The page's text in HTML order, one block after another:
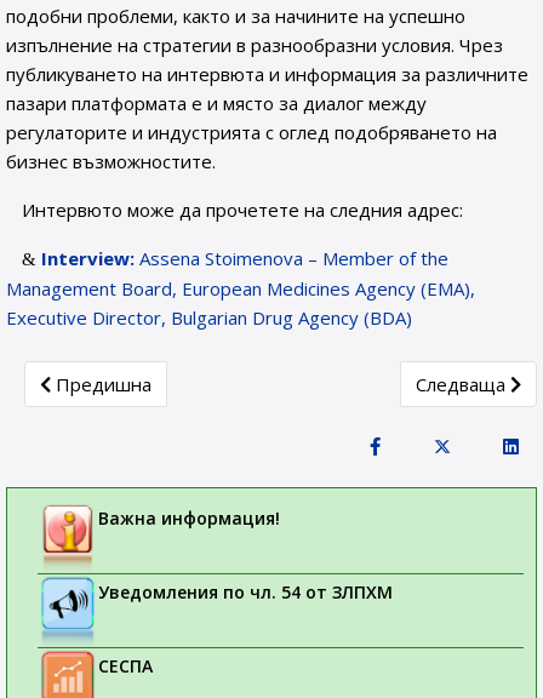
подобни проблеми, както и за начините на успешно
изпълнение на стратегии в разнообразни условия. Чрез
публикуването на интервюта и информация за различните
пазари платформата е и място за диалог между
регулаторите и индустрията с оглед подобряването на
бизнес възможностите.
Интервюто може да прочетете на следния адрес:
Interview: Assena Stoimenova – Member of the
Management Board, European Medicines Agency (EMA),
Executive Director, Bulgarian Drug Agency (BDA)
Previous article: ADR OTC campaign
Предишна Next article:
Следваща
Важна информация!
Уведомления по чл. 54 от ЗЛПХМ
СЕСПА